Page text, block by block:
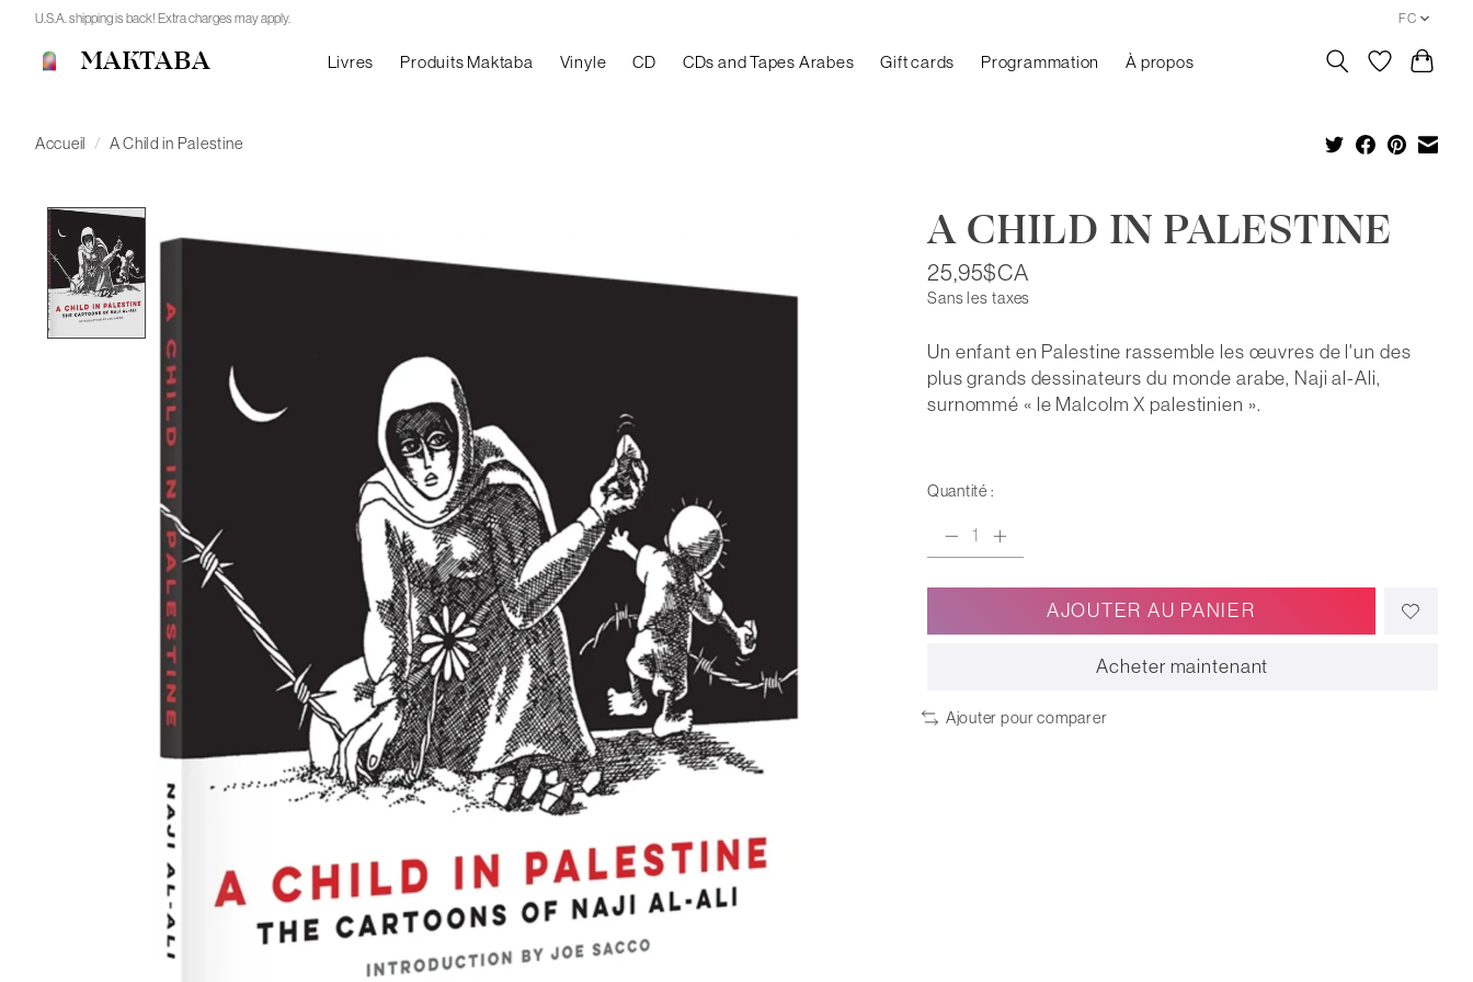
U.S.A. shipping is back! Extra charges may apply. FC
MAKTABA Livres Produits Maktaba Vinyle CD CDs and Tapes Arabes Gift cards Programmation À propos
Accueil / A Child in Palestine
A CHILD IN PALESTINE
25,95$CA
Sans les taxes
Un enfant en Palestine rassemble les œuvres de l'un des
plus grands dessinateurs du monde arabe, Naji al-Ali,
surnommé « le Malcolm X palestinien ».
Quantité :
AJOUTER AU PANIER
Acheter maintenant
Ajouter pour comparer